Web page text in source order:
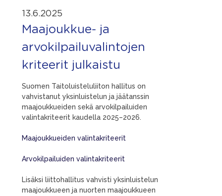
13.6.2025
Maajoukkue- ja
arvokilpailuvalintojen
kriteerit julkaistu
Suomen Taitoluisteluliiton hallitus on
vahvistanut yksinluistelun ja jäätanssin
maajoukkueiden sekä arvokilpailuiden
valintakriteerit kaudella 2025–2026.
Maajoukkueiden valintakriteerit
Arvokilpailuiden valintakriteerit
Lisäksi liittohallitus vahvisti yksinluistelun
maajoukkueen ja nuorten maajoukkueen